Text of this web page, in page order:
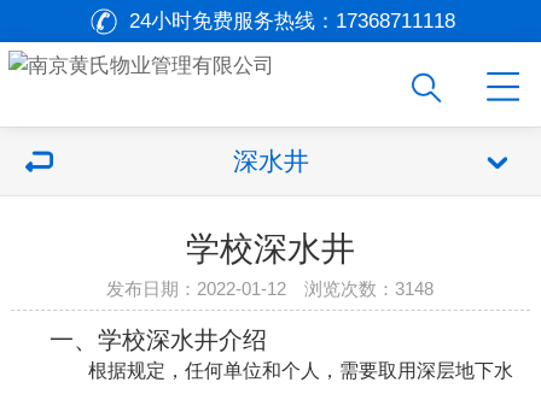
24小时免费服务热线： 17368711118
深水井
学校深水井
发布日期：2022-01-12 浏览次数：3148
一、学校深水井介绍
根据规定，任何单位和个人，需要取用深层地下水